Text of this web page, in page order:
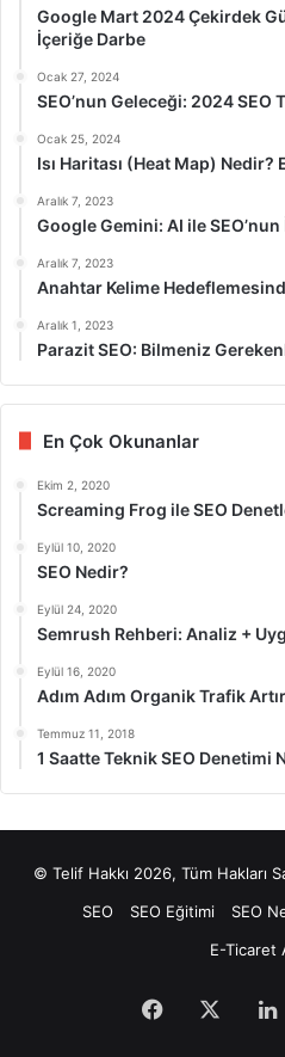
Google Mart 2024 Çekirdek
İçeriğe Darbe
Ocak 27, 2024
SEO’nun Geleceği: 2024 SEO
Ocak 25, 2024
Isı Haritası (Heat Map) Nedir?
Aralık 7, 2023
Google Gemini: AI ile
Aralık 7, 2023
Anahtar Kelime
Aralık 1, 2023
Parazit SEO: Bilmeniz
En Çok Okunanlar
Ekim 2, 2020
Screaming Frog ile SEO
Eylül 10, 2020
SEO Nedir?
Eylül 24, 2020
Semrush Rehberi: Analiz +
Eylül 16, 2020
Adım Adım Organik Trafik
Temmuz 11, 2018
1 Saatte Teknik SEO Denetimi
© Telif Hakkı 2026, Tüm Hakları
SEO
SEO Eğitimi SEO
E-Ticaret
Facebook